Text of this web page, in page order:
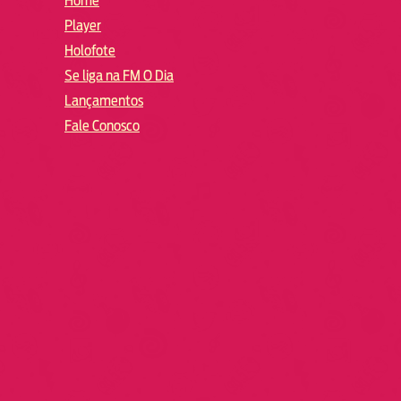
Player
Holofote
Se liga na FM O Dia
Lançamentos
Fale Conosco